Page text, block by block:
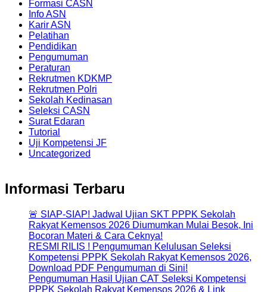
Formasi CASN
Info ASN
Karir ASN
Pelatihan
Pendidikan
Pengumuman
Peraturan
Rekrutmen KDKMP
Rekrutmen Polri
Sekolah Kedinasan
Seleksi CASN
Surat Edaran
Tutorial
Uji Kompetensi JF
Uncategorized
Informasi Terbaru
🚨 SIAP-SIAP! Jadwal Ujian SKT PPPK Sekolah
Rakyat Kemensos 2026 Diumumkan Mulai Besok, Ini
Bocoran Materi & Cara Ceknya!
RESMI RILIS ! Pengumuman Kelulusan Seleksi
Kompetensi PPPK Sekolah Rakyat Kemensos 2026,
Download PDF Pengumuman di Sini!
Pengumuman Hasil Ujian CAT Seleksi Kompetensi
PPPK Sekolah Rakyat Kemensos 2026 & Link